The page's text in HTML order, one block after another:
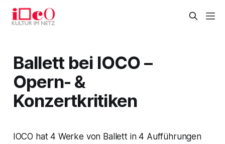
Ballett bei IOCO –
Opern- &
Konzertkritiken
IOCO hat 4 Werke von Ballett in 4 Aufführungen